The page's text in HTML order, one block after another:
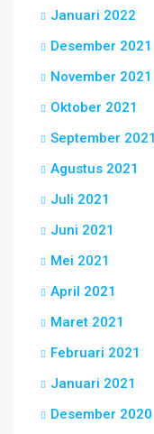
Januari 2022
Desember 2021
November 2021
Oktober 2021
September 2021
Agustus 2021
Juli 2021
Juni 2021
Mei 2021
April 2021
Maret 2021
Februari 2021
Januari 2021
Desember 2020